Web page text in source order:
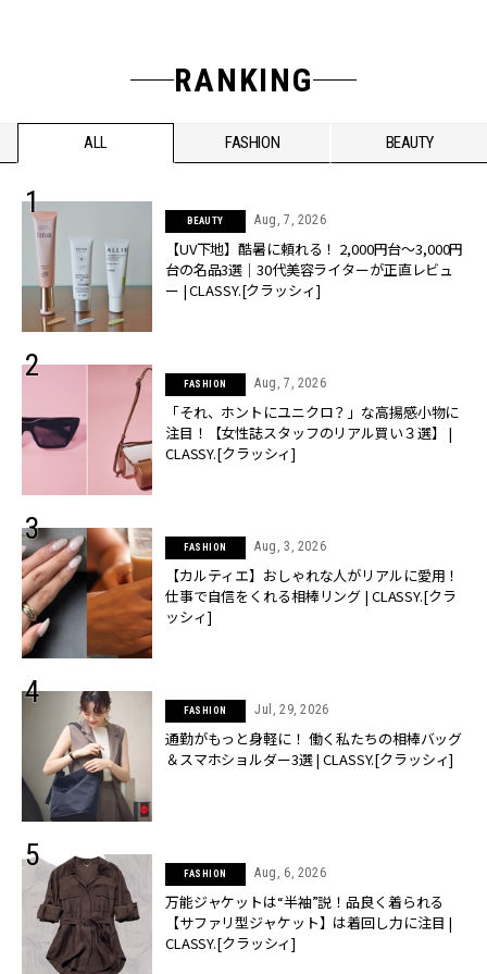
RANKING
ALL FASHION BEAUTY
BEAUTY Aug, 7, 2026
【UV下地】酷暑に頼れる！ 2,000円台〜3,000円
台の名品3選｜30代美容ライターが正直レビュ
ー | CLASSY.[クラッシィ]
FASHION Aug, 7, 2026
「それ、ホントにユニクロ？」な高揚感小物に
注目！【女性誌スタッフのリアル買い３選】 |
CLASSY.[クラッシィ]
FASHION Aug, 3, 2026
【カルティエ】おしゃれな人がリアルに愛用！
仕事で自信をくれる相棒リング | CLASSY.[クラ
ッシィ]
FASHION Jul, 29, 2026
通勤がもっと身軽に！ 働く私たちの相棒バッグ
＆スマホショルダー3選 | CLASSY.[クラッシィ]
FASHION Aug, 6, 2026
万能ジャケットは“半袖”説！品良く着られる
【サファリ型ジャケット】は着回し力に注目 |
CLASSY.[クラッシィ]